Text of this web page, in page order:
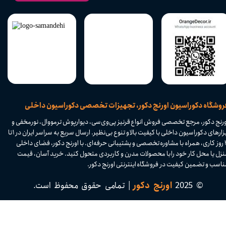
دکوراسیون اورنج دکور، تجهیزات تخصصی دکوراسیون داخلی
دکور، مرجع تخصصی فروش انواع قرنیز پی‌وی‌سی، دیوارپوش ترمووال، نورمخفی و
ابزارهای دکوراسیون داخلی با کیفیت بالا و تنوع بی‌نظیر. ارسال سریع به سراسر ایران در ۱ تا
۴ روز کاری، همراه با مشاوره تخصصی و پشتیبانی حرفه‌ای. با اورنج دکور، فضای داخلی
یا محل کار خود را با محصولات مدرن و کاربردی متحول کنید. خرید آسان، قیمت
و تضمین کیفیت در فروشگاه اینترنتی اورنج دکور.​​​​​​​
© 2025 اورنج دکور| تمامی حقوق محفوظ است.​​​​​​​